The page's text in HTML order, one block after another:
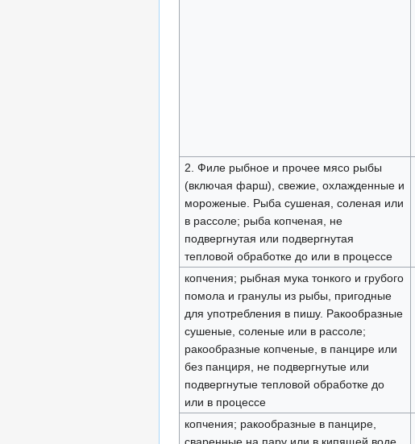
2. Филе рыбное и прочее мясо рыбы
(включая фарш), свежие, охлажденные и
мороженые. Рыба сушеная, соленая или
в рассоле; рыба копченая, не
подвергнутая или подвергнутая
тепловой обработке до или в процессе
копчения; рыбная мука тонкого и грубого
помола и гранулы из рыбы, пригодные
для употребления в пишу. Ракообразные
сушеные, соленые или в рассоле;
ракообразные копченые, в панцире или
без панциря, не подвергнутые или
подвергнутые тепловой обработке до
или в процессе
копчения; ракообразные в панцире,